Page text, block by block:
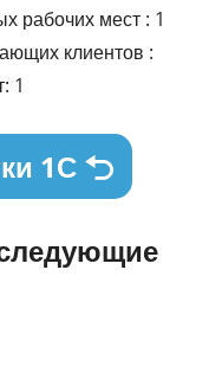
рабочих мест : 1
клиентов :
1
1С